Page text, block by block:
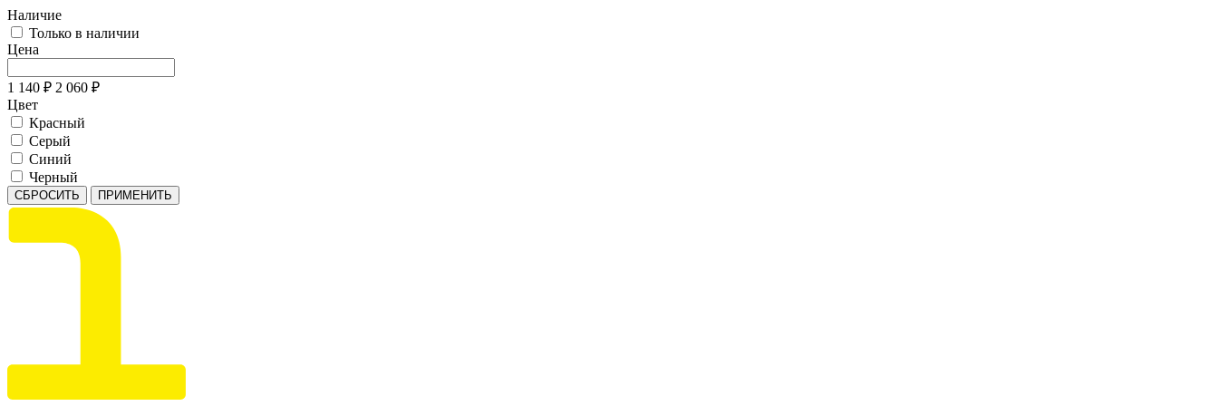
Наличие
Только в наличии
Цена
1 140 ₽ 2 060 ₽
Цвет
Красный
Серый
Синий
Черный
СБРОСИТЬ ПРИМЕНИТЬ